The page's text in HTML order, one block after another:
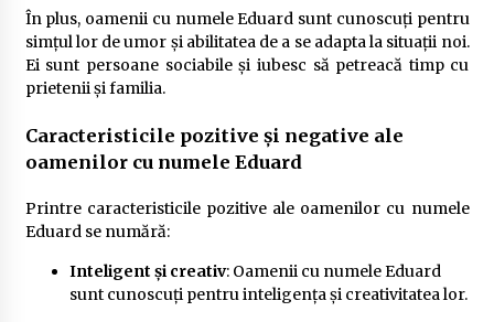
În plus, oamenii cu numele Eduard sunt cunoscuți pentru
simțul lor de umor și abilitatea de a se adapta la situații noi.
Ei sunt persoane sociabile și iubesc să petreacă timp cu
prietenii și familia.
Caracteristicile pozitive și negative ale
oamenilor cu numele Eduard
Printre caracteristicile pozitive ale oamenilor cu numele
Eduard se numără:
Inteligent și creativ: Oamenii cu numele Eduard
sunt cunoscuți pentru inteligența și creativitatea lor.